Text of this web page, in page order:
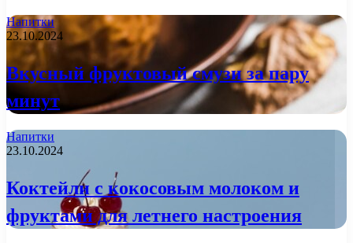
Напитки
23.10.2024
Вкусный фруктовый смузи за пару
минут
Напитки
23.10.2024
Коктейли с кокосовым молоком и
фруктами для летнего настроения